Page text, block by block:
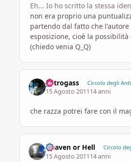
Eh... Io ho scritto la stessa
non era proprio una
partendo dal fatto che
esposizione, cioè la
(chiedo venia Q_Q)
petrogass Circolo degli
15 Agosto 201114 anni
che razza potrei fare con il
Heaven or Hell Circolo
15 Agosto 201114 anni